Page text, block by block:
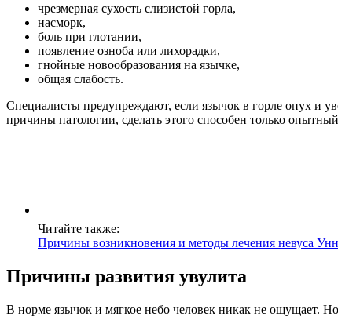
чрезмерная сухость слизистой горла,
насморк,
боль при глотании,
появление озноба или лихорадки,
гнойные новообразования на язычке,
общая слабость.
Специалисты предупреждают, если язычок в горле опух и
причины патологии, сделать этого способен только
Читайте также:
Причины возникновения и методы лечения невуса
Причины развития увулита
В норме язычок и мягкое небо человек никак не ощущает.